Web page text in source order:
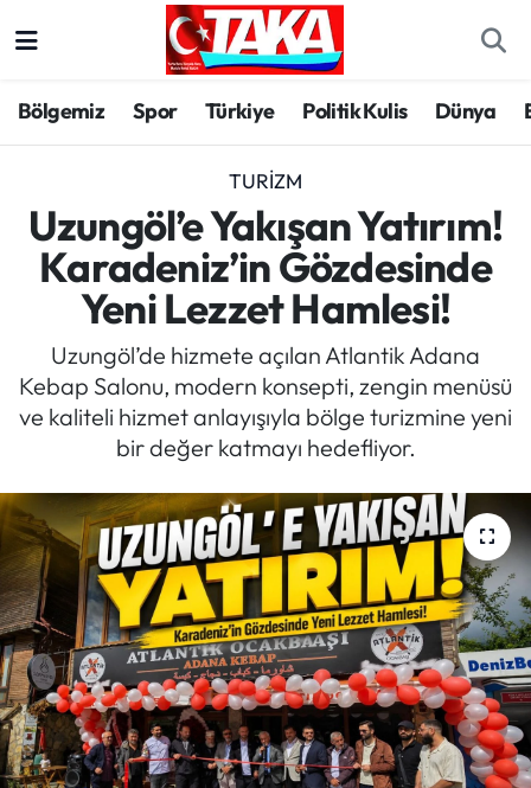
Bölgemiz Spor Türkiye Politik Kulis Dünya
TURIZM
Uzungöl’e Yakışan Yatırım!
Karadeniz’in Gözdesinde
Yeni Lezzet Hamlesi!
Uzungöl’de hizmete açılan Atlantik Adana
Kebap Salonu, modern konsepti, zengin menüsü
ve kaliteli hizmet anlayışıyla bölge turizmine yeni
bir değer katmayı hedefliyor.
Spor
Kültür/Sanat
Politika
Politik Kulis
Dünya
Magazin
Mektup Galeri
Röportaj
Manşet
Köşe Yazıları
Trabzon Hava Durumu
Trabzon Trafik Yoğunluk Haritası
Süper Lig Puan Durumu ve Fikstür
Tüm Manşetler
Son Dakika Haberleri
Haber Arşivi